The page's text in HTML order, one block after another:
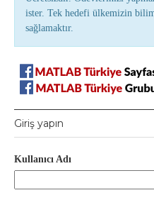
ister. Tek hedefi ülkemizin
sağlamaktır.
Giriş yapın
Kullanıcı Adı